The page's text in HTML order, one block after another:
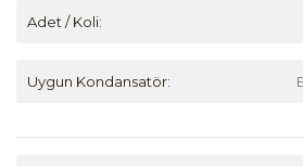
Adet / Koli:
Uygun Kondansatör: